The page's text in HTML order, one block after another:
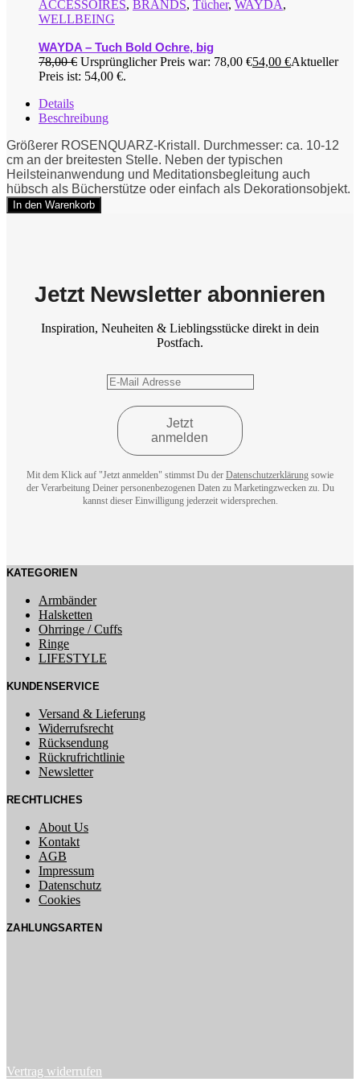
ACCESSOIRES, BRANDS, Tücher, WAYDA,
WELLBEING
WAYDA – Tuch Bold Ochre, big
78,00€ Ursprünglicher Preis war: 78,00 €54,00 €Aktueller
Preis ist: 54,00 €.
Details
Beschreibung
Größerer ROSENQUARZ-Kristall. Durchmesser: ca. 10-12
cm an der breitesten Stelle. Neben der typischen
Heilsteinanwendung und Meditationsbegleitung auch
hübsch als Bücherstütze oder einfach als Dekorationsobjekt.
In den Warenkorb
Jetzt Newsletter abonnieren
Inspiration, Neuheiten & Lieblingsstücke direkt in dein
Postfach.
Mit dem Klick auf "Jetzt anmelden" stimmst Du der Datenschutzerklärung sowie
der Verarbeitung Deiner personenbezogenen Daten zu Marketingzwecken zu. Du
kannst dieser Einwilligung jederzeit widersprechen.
KATEGORIEN
Armbänder
Halsketten
Ohrringe / Cuffs
Ringe
LIFESTYLE
KUNDENSERVICE
Versand & Lieferung
Widerrufsrecht
Rücksendung
Rückrufrichtlinie
Newsletter
RECHTLICHES
About Us
Kontakt
AGB
Impressum
Datenschutz
Cookies
ZAHLUNGSARTEN
Vertrag widerrufen